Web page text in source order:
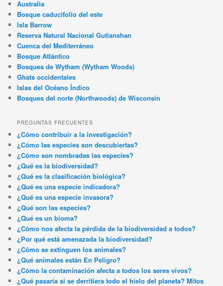
Australia
Bosque caducifolio del este
Isla Barrow
Reserva Natural Nacional Gutianshan
Cuenca del Mediterráneo
Bosque Atlántico
Bosques de Wytham (Wytham Woods)
Ghats occidentales
Islas del Océano Índico
Bosques del norte (Northwoods) de Wisconsin
PREGUNTAS FRECUENTES
¿Cómo contribuir a la investigación?
¿Cómo las especies son descubiertas?
¿Cómo son nombradas las especies?
¿Qué es la biodiversidad?
¿Qué es la clasificación biológica?
¿Qué es una especie indicadora?
¿Qué es una especie invasora?
¿Qué son las especies?
¿Qué es un bioma?
¿Cómo nos afecta la pérdida de la biodiversidad a todos?
¿Por qué está amenazada la biodiversidad?
¿Cómo se extinguen los animales?
¿Qué animales están En Peligro?
¿Cómo la contaminación afecta a todos los seres vivos?
¿Qué pasaría si se derritiera todo el hielo del planeta? Mitos